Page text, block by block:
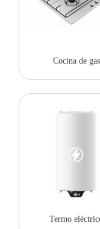
Cocina de gas
Termo